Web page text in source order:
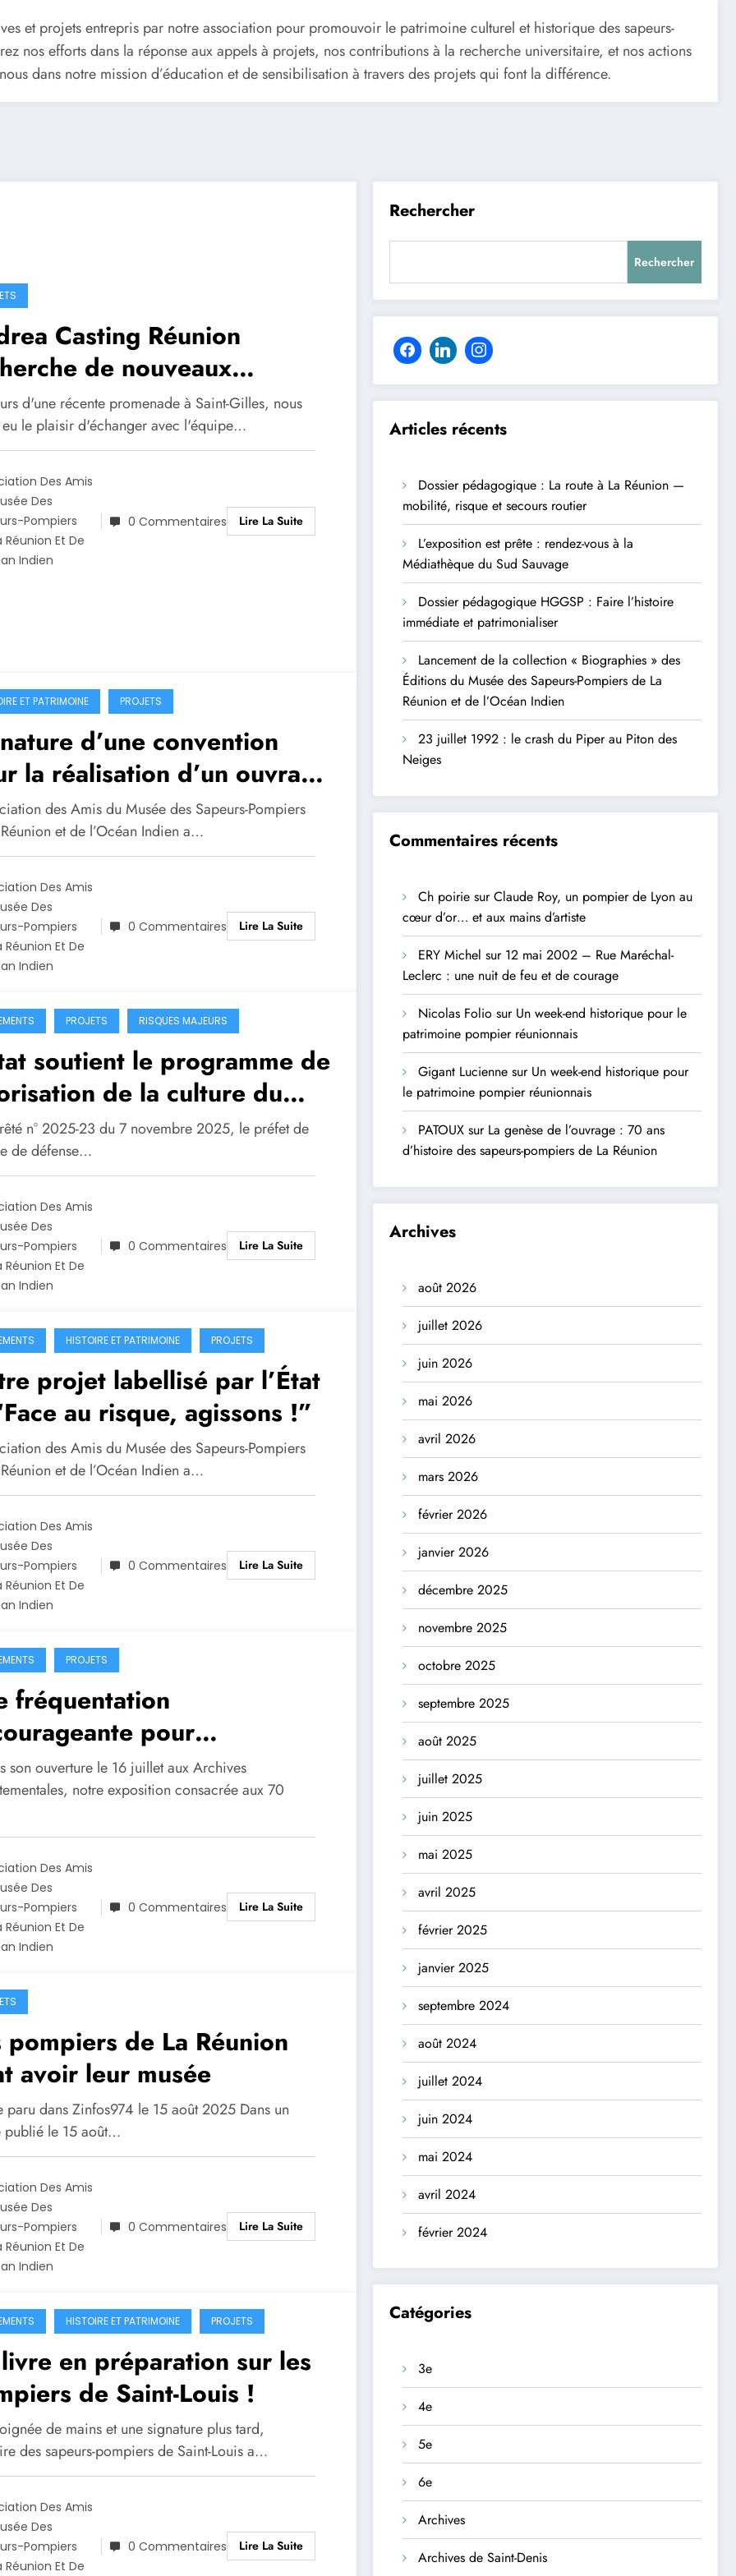
et projets entrepris par notre association pour promouvoir le patrimoine culturel et historique des sapeurs-
nos efforts dans la réponse aux appels à projets, nos contributions à la recherche universitaire, et nos actions
dans notre mission d’éducation et de sensibilisation à travers des projets qui font la différence.
Casting Réunion
de nouveaux
et si la culture
contribuait aussi à la
d'une récente promenade à Saint-Gilles, nous
eu le plaisir d'échanger avec l'équipe…
Des Amis
Des
Pompiers
Réunion Et De
Indien
0 Commentaires Lire La Suite
ET PATRIMOINE PROJETS
d’une convention
la réalisation d’un ouvrage
consacré aux
des sapeurs-
de La Réunion
des Amis du Musée des Sapeurs-Pompiers
et de l’Océan Indien a…
Des Amis
Des
Pompiers
Réunion Et De
Indien
0 Commentaires Lire La Suite
PROJETS RISQUES MAJEURS
soutient le programme de
de la culture du
porté par l’AAMSPLROI
n° 2025-23 du 7 novembre 2025, le préfet de
de défense…
Des Amis
Des
Pompiers
Réunion Et De
Indien
0 Commentaires Lire La Suite
HISTOIRE ET PATRIMOINE PROJETS
projet labellisé par l’État
au risque, agissons !”
des Amis du Musée des Sapeurs-Pompiers
et de l’Océan Indien a…
Des Amis
Des
Pompiers
Réunion Et De
Indien
0 Commentaires Lire La Suite
PROJETS
fréquentation
pour
des 70 ans du SDIS
son ouverture le 16 juillet aux Archives
notre exposition consacrée aux 70
Des Amis
Des
Pompiers
Réunion Et De
Indien
0 Commentaires Lire La Suite
pompiers de La Réunion
avoir leur musée
paru dans Zinfos974 le 15 août 2025 Dans un
publié le 15 août…
Des Amis
Des
Pompiers
Réunion Et De
Indien
0 Commentaires Lire La Suite
HISTOIRE ET PATRIMOINE PROJETS
en préparation sur les
de Saint-Louis !
de mains et une signature plus tard,
des sapeurs-pompiers de Saint-Louis a…
Des Amis
Des
Pompiers
Réunion Et De
0 Commentaires Lire La Suite
Rechercher
Rechercher
Articles récents
Dossier pédagogique : La route à La Réunion —
mobilité, risque et secours routier
L’exposition est prête : rendez-vous à la
Médiathèque du Sud Sauvage
Dossier pédagogique HGGSP : Faire l’histoire
immédiate et patrimonialiser
Lancement de la collection « Biographies » des
Éditions du Musée des Sapeurs-Pompiers de La
Réunion et de l’Océan Indien
23 juillet 1992 : le crash du Piper au Piton des
Neiges
Commentaires récents
Ch poirie surClaude Roy, un pompier de Lyon au
cœur d’or… et aux mains d’artiste
ERY Michel sur 12 mai 2002 – Rue Maréchal-
Leclerc : une nuit de feu et de courage
Nicolas Folio sur Un week-end historique pour le
patrimoine pompier réunionnais
Gigant Lucienne sur Un week-end historique pour
le patrimoine pompier réunionnais
PATOUX sur La genèse de l’ouvrage : 70 ans
d’histoire des sapeurs-pompiers de La Réunion
Archives
août 2026
juillet 2026
juin 2026
mai 2026
avril 2026
mars 2026
février 2026
janvier 2026
décembre 2025
novembre 2025
octobre 2025
septembre 2025
août 2025
juillet 2025
juin 2025
mai 2025
avril 2025
février 2025
janvier 2025
septembre 2024
août 2024
juillet 2024
juin 2024
mai 2024
avril 2024
février 2024
Catégories
3e
4e
5e
6e
Archives
Archives de Saint-Denis